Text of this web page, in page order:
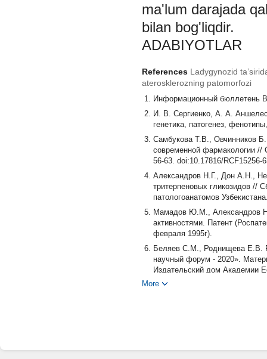
ma'lum darajada
bilan bog'liqdir.
ADABIYOTLAR
References Ladygynozid
aterosklerozning patomorfozi
Информационный бюллетень
И. В. Сергиенко, А. А.
генетика, патогенез,
Самбукова Т.В., Овчинников
современной фармакологии //
56-63. doi:10.17816/RCF15256-
Александров Н.Г., Дон А.Н.,
тритерпеновых гликозидов //
патологоанатомов
Мамадов Ю.М., Александров
активностями. Патент
февраля 1995г).
Беляев С.М., Роднищева Е.В.
научный форум - 2020».
Издательский дом Академии
Дон А.Н., Реймназарова Г.Д.,
More